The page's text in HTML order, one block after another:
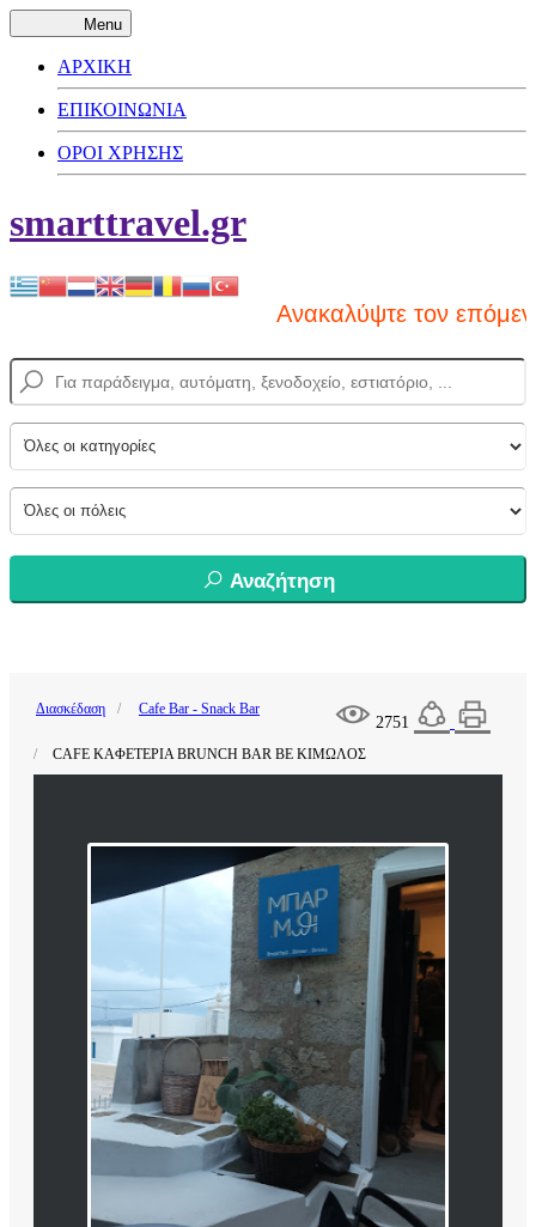
Menu
ΑΡΧΙΚΗ
ΕΠΙΚΟΙΝΩΝΙΑ
ΟΡΟΙ ΧΡΗΣΗΣ
smarttravel.gr
Ανακαλύψτε τον
Αναζήτηση
2751
Διασκέδαση Cafe Bar - Snack Bar
CAFE ΚΑΦΕΤΕΡΙΑ BRUNCH BAR BE ΚΙΜΩΛΟΣ